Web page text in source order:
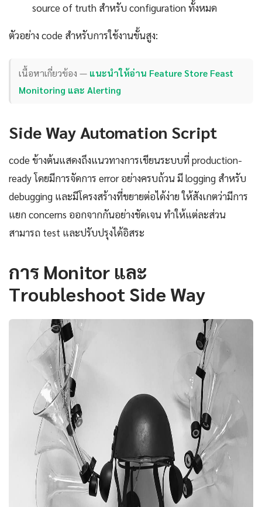
source of truth สำหรับ configuration ทั้งหมด
ตัวอย่าง code สำหรับการใช้งานขั้นสูง:
เนื้อหาเกี่ยวข้อง — แนะนำให้อ่าน Feature Store Feast
Monitoring และ Alerting
Side Way Automation Script
code ข้างต้นแสดงถึงแนวทางการเขียนระบบที่ production-
ready โดยมีการจัดการ error อย่างครบถ้วน มี logging สำหรับ
debugging และมีโครงสร้างที่ขยายต่อได้ง่าย ให้สังเกตว่ามีการ
แยก concerns ออกจากกันอย่างชัดเจน ทำให้แต่ละส่วน
สามารถ test และปรับปรุงได้อิสระ
การ Monitor และ
Troubleshoot Side Way